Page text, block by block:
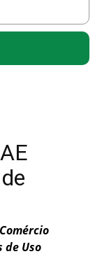
Comércio
de Uso